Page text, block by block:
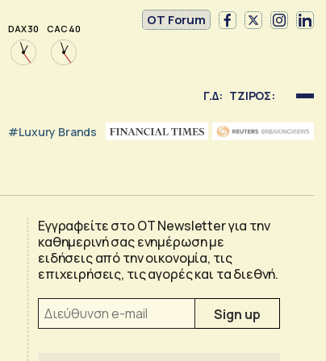
DAX 30 CAC 40
OT Forum
Γ.Δ: ΤΖΙΡΟΣ:
#luxury Brands
Εγγραφείτε στο OT Newsletter για την
καθημερινή σας ενημέρωση με
ειδήσεις από την οικονομία, τις
επιχειρήσεις, τις αγορές και τα διεθνή.